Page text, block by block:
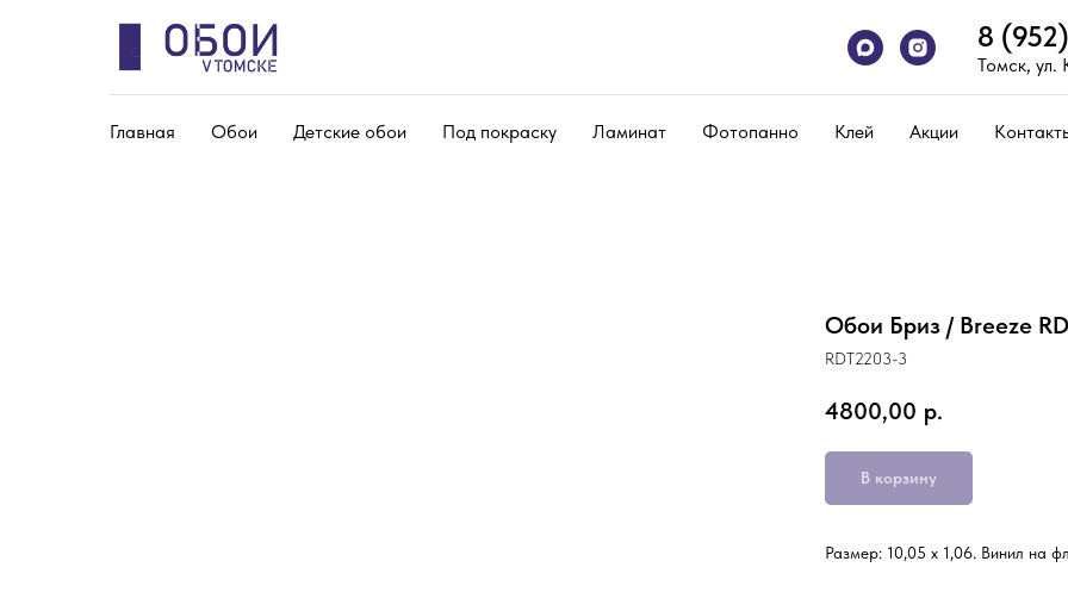
8
Томск, ул.
Главная Обои Детские обои Под покраску Ламинат Фотопанно Клей Акции
Обои Бриз / Breeze
RDT2203-3
4800,00 р.
В корзину
Размер: 10,05 х 1,06. Винил на